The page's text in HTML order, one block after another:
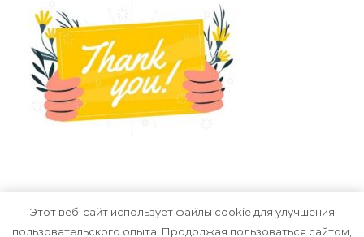
Этот веб-сайт использует файлы cookie для улучшения
пользовательского опыта. Продолжая пользоваться сайтом,